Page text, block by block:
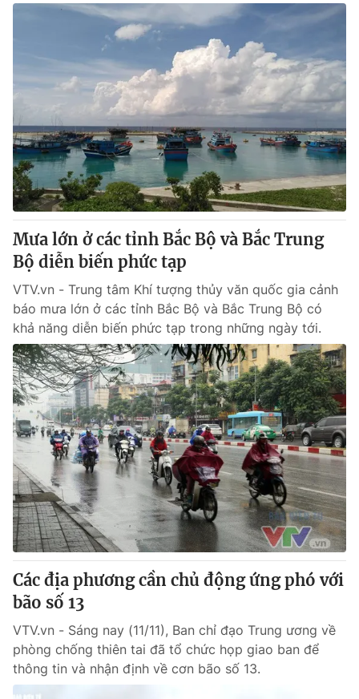
Mưa lớn ở các tỉnh Bắc Bộ và Bắc Trung
Bộ diễn biến phức tạp
VTV.vn - Trung tâm Khí tượng thủy văn quốc gia cảnh
báo mưa lớn ở các tỉnh Bắc Bộ và Bắc Trung Bộ có
khả năng diễn biến phức tạp trong những ngày tới.
Các địa phương cần chủ động ứng phó với
bão số 13
VTV.vn - Sáng nay (11/11), Ban chỉ đạo Trung ương về
phòng chống thiên tai đã tổ chức họp giao ban để
thông tin và nhận định về cơn bão số 13.